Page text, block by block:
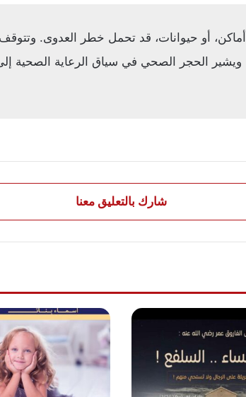
أو حيوانات، قد تحمل خطر العدوى.
الحجر الصحي في سياق الرعاية الصحية
شارك بالتعليق معنا